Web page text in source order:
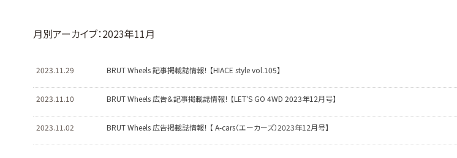
月別アーカイブ：2023年11月
2023.11.29 BRUT Wheels 記事掲載誌情報！ 【HIACE style vol.105】
2023.11.10 BRUT Wheels 広告＆記事掲載誌情報！ 【LET'S GO 4WD 2023年12月号】
2023.11.02 BRUT Wheels 広告掲載誌情報！ 【 A-cars（エーカーズ）2023年12月号】